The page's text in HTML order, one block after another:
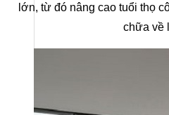
lớn, từ đó nâng cao tuổi thọ
chữa về